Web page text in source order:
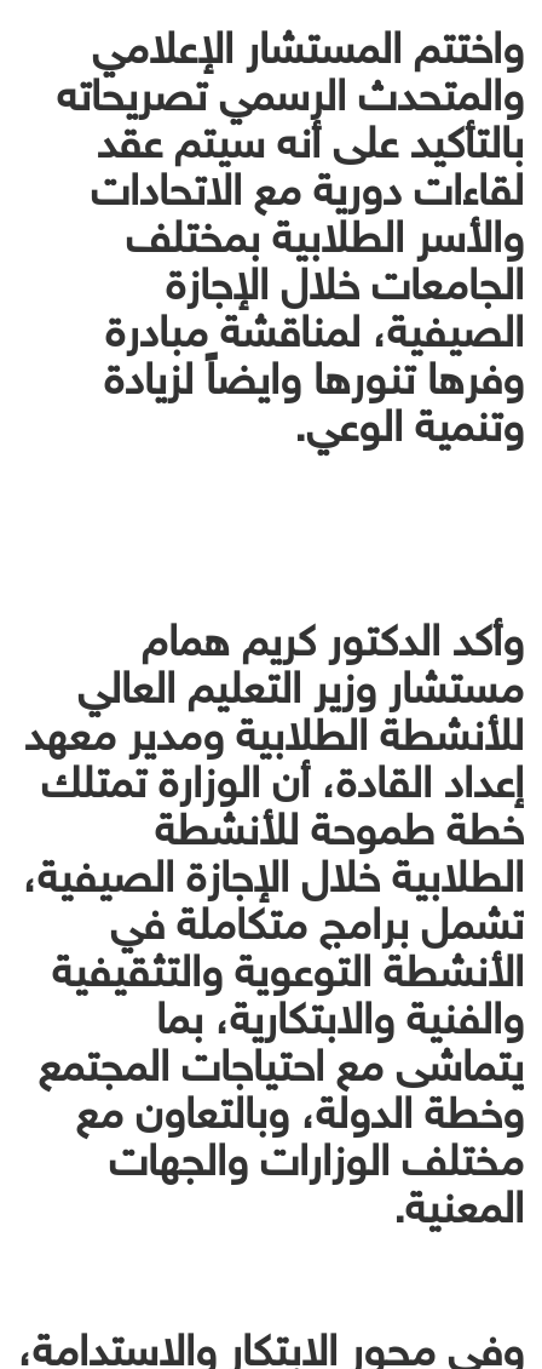
واختتم المستشار الإعلامي
والمتحدث الرسمي تصريحاته
بالتأكيد على أنه سيتم عقد
لقاءات دورية مع الاتحادات
والأسر الطلابية بمختلف
الجامعات خلال الإجازة
الصيفية، لمناقشة مبادرة
وفرها تنورها وايضاً لزيادة
وتنمية الوعي.
وأكد الدكتور كريم همام
مستشار وزير التعليم العالي
للأنشطة الطلابية ومدير معهد
إعداد القادة، أن الوزارة تمتلك
خطة طموحة للأنشطة
الطلابية خلال الإجازة الصيفية،
تشمل برامج متكاملة في
الأنشطة التوعوية والتثقيفية
والفنية والابتكارية، بما
يتماشى مع احتياجات المجتمع
وخطة الدولة، وبالتعاون مع
مختلف الوزارات والجهات
المعنية.
وفي محور الابتكار والاستدامة،